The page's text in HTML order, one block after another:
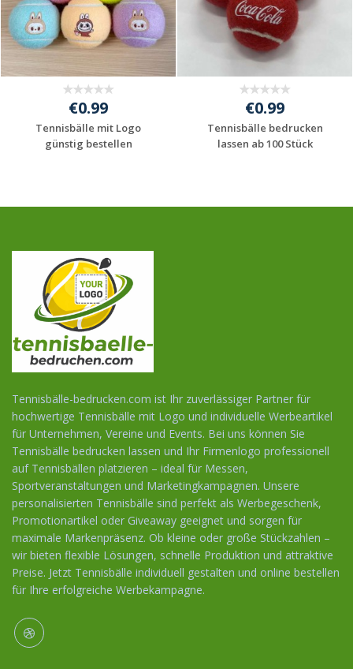
€0.99
Tennisbälle mit Logo
günstig bestellen
€0.99
Tennisbälle bedrucken
lassen ab 100 Stück
Tennisbälle-bedrucken.com ist Ihr zuverlässiger Partner für
hochwertige Tennisbälle mit Logo und individuelle Werbeartikel
für Unternehmen, Vereine und Events. Bei uns können Sie
Tennisbälle bedrucken lassen und Ihr Firmenlogo professionell
auf Tennisbällen platzieren – ideal für Messen,
Sportveranstaltungen und Marketingkampagnen. Unsere
personalisierten Tennisbälle sind perfekt als Werbegeschenk,
Promotionartikel oder Giveaway geeignet und sorgen für
maximale Markenpräsenz. Ob kleine oder große Stückzahlen –
wir bieten flexible Lösungen, schnelle Produktion und attraktive
Preise. Jetzt Tennisbälle individuell gestalten und online bestellen
für Ihre erfolgreiche Werbekampagne.